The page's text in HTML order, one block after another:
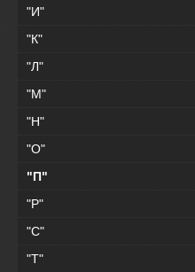
"И"
"К"
"Л"
"М"
"Н"
"О"
"П"
"Р"
"С"
"Т"